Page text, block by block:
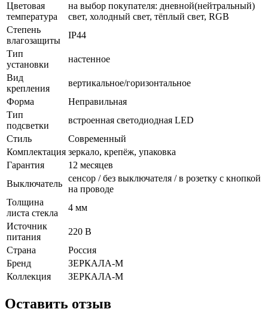
Цветовая
температура
на выбор покупателя: дневной(нейтральный)
свет, холодный свет, тёплый свет, RGB
Степень
влагозащиты
IP44
Тип
установки
настенное
Вид
крепления
вертикальное/горизонтальное
Форма
Неправильная
Тип
подсветки
встроенная светодиодная LED
Стиль
Cовременный
Комплектация зеркало, крепёж, упаковка
Гарантия
12 месяцев
Выключатель
сенсор / без выключателя / в розетку с кнопкой
на проводе
Толщина
листа стекла
4 мм
Источник
питания
220 В
Страна
Россия
Бренд
ЗЕРКАЛА-М
Коллекция
ЗЕРКАЛА-М
Оставить отзыв